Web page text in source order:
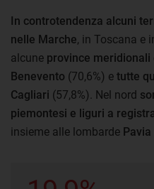
In controtendenza alcuni
nelle Marche, in Toscana e
alcune province meridionali
Benevento (70,6%) e tutte
Cagliari (57,8%). Nel nord
piemontesi e liguri a
insieme alle lombarde Pavia